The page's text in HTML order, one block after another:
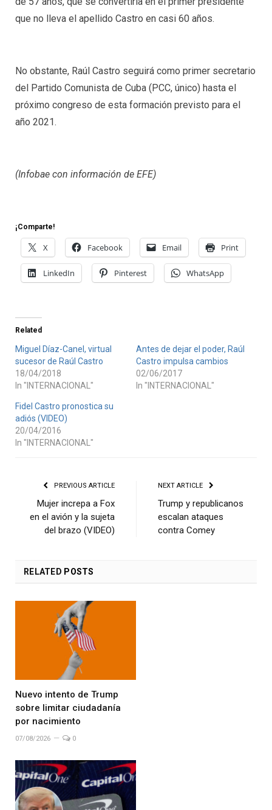
que no lleva el apellido Castro en casi 60 años.
No obstante, Raúl Castro seguirá como primer secretario
del Partido Comunista de Cuba (PCC, único) hasta el
próximo congreso de esta formación previsto para el
año 2021.
(Infobae con información de EFE)
¡Comparte!
X Facebook Email Print
LinkedIn Pinterest WhatsApp
Related
Miguel Díaz-Canel, virtual
sucesor de Raúl Castro
18/04/2018
In "INTERNACIONAL"
Antes de dejar el poder, Raúl
Castro impulsa cambios
02/06/2017
In "INTERNACIONAL"
Fidel Castro pronostica su
adiós (VIDEO)
20/04/2016
In "INTERNACIONAL"
PREVIOUS ARTICLE
Mujer increpa a Fox
en el avión y la sujeta
del brazo (VIDEO)
NEXT ARTICLE
Trump y republicanos
escalan ataques
contra Comey
RELATED POSTS
Nuevo intento de Trump
sobre limitar ciudadanía
por nacimiento
07/08/2026 0